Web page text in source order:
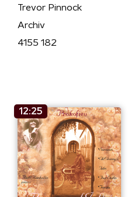
Trevor Pinnock
Archiv
4155 182
12:25